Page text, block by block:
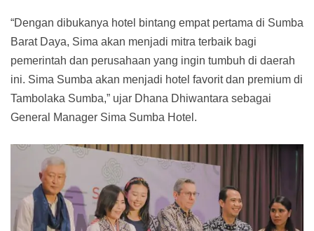
“Dengan dibukanya hotel bintang empat pertama di Sumba
Barat Daya, Sima akan menjadi mitra terbaik bagi
pemerintah dan perusahaan yang ingin tumbuh di daerah
ini. Sima Sumba akan menjadi hotel favorit dan premium di
Tambolaka Sumba,” ujar Dhana Dhiwantara sebagai
General Manager Sima Sumba Hotel.